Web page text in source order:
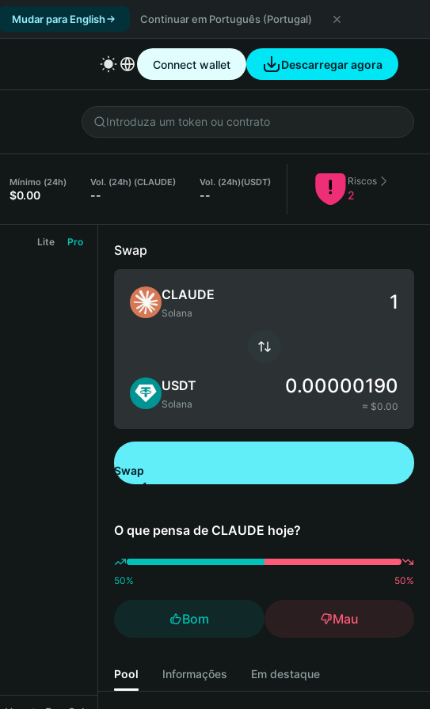
Mudar para English Continuar em Português (Portugal)
Connect wallet Descarregar agora
Mínimo (24h)
$0.00
Vol. (24h) (CLAUDE)
--
Vol. (24h)(USDT)
--
Riscos
2
Lite Pro
Swap
CLAUDE
Solana
USDT
Solana
0.00000190
≈ $0.00
Swap
O que pensa de CLAUDE hoje?
50% 50%
Bom Mau
Pool Informações Em destaque